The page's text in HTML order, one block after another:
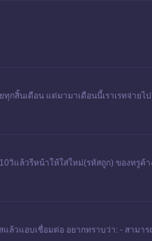
สิ้นเดือน แต่มามาเดือนนี้เราเรทจ่ายไ
วิแล้วรีหน้าให้ใส่ใหม่(รหัสถูก) ของทรูค้
ล้วแอบเชื่อมต่อ อยากทราบว่า: - สามาร